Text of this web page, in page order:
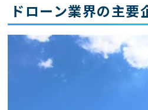
ドローン業界の主要